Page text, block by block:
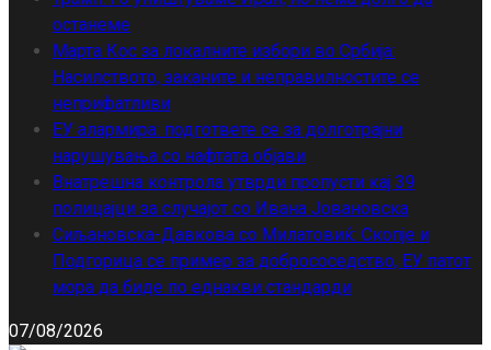
останеме
Марта Кос за локалните избори во Србија:
Насилството, заканите и неправилностите се
неприфатливи
ЕУ алармира: подгответе се за долготрајни
нарушувања со нафтата објави
Внатрешна контрола утврди пропусти кај 39
полицајци за случајот со Ивана Јовановска
Сиљановска-Давкова со Милатовиќ: Скопје и
Подгорица се пример за добрососедство, ЕУ патот
мора да биде по еднакви стандарди
07/08/2026